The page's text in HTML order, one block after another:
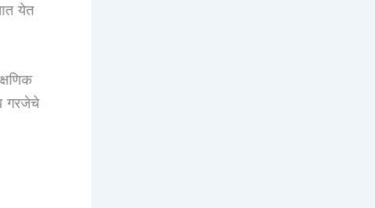
येत
गरजेचे